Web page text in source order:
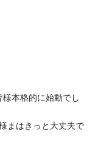
本格的に始動でし
まはきっと大丈夫で